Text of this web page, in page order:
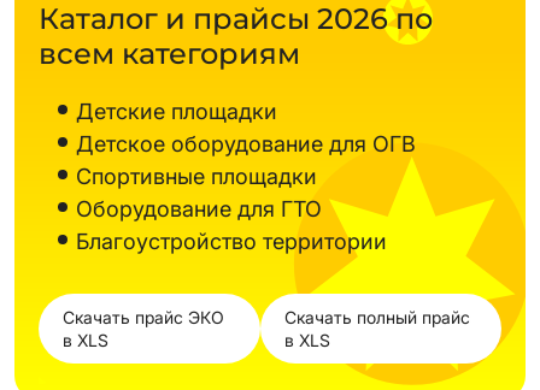
Каталог и прайсы 2026 по
всем категориям
Детские площадки
Детское оборудование для ОГВ
Спортивные площадки
Оборудование для ГТО
Благоустройство территории
Скачать прайс ЭКО
в XLS
Скачать полный прайс
в XLS